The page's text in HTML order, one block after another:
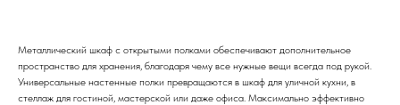
Металлический шкаф с открытыми полками обеспечивают дополнительное
пространство для хранения, благодаря чему все нужные вещи всегда под рукой.
Универсальные настенные полки превращаются в шкаф для уличной кухни, в
стеллаж для гостиной, мастерской или даже офиса. Максимально эффективно